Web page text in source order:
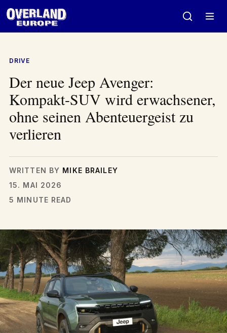
DRIVE
Der neue Jeep Avenger:
Kompakt-SUV wird erwachsener,
ohne seinen Abenteuergeist zu
verlieren
WRITTEN BY MIKE BRAILEY
15. MAI 2026
5 MINUTE READ